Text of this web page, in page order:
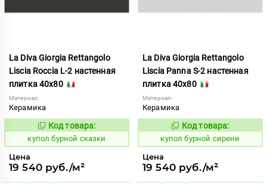
La Diva Giorgia Rettangolo
Liscia Roccia L-2 настенная
плитка 40x80
Материал:
Керамика
844715
Код товара:
купол бурной сказки
Цена
19 540 руб./м²
La Diva Giorgia Rettangolo
Liscia Panna S-2 настенная
плитка 40x80
Материал:
Керамика
844714
Код товара:
купол бурной сирени
Цена
19 540 руб./м²